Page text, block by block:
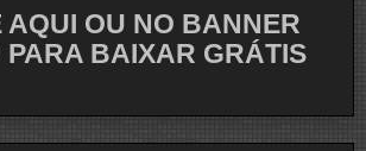
AQUI OU NO BANNER
BAIXAR GRÁTIS